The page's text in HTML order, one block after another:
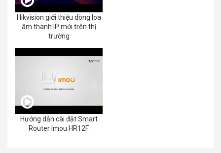
Hikvision giới thiệu dòng loa
âm thanh IP mới trên thị
trường
Hướng dẫn cài đặt Smart
Router Imou HR12F